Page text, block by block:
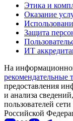
Этика и
Оказание
Защита
ИТ
На
рекомендательные
предоставления
и анализа
пользователей
Российской